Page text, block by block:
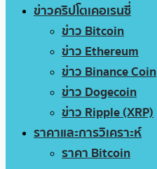
ข่าวคริปโตเคอเรนซี่
ข่าว Bitcoin
ข่าว Ethereum
ข่าว Binance Coin
ข่าว Dogecoin
ข่าว Ripple (XRP)
ราคาและการวิเคราะห์
ราคา Bitcoin